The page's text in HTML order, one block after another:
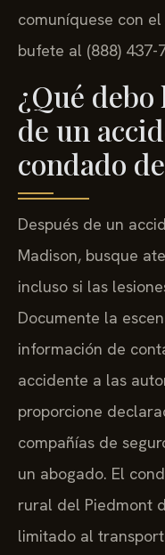
comuníquese con
bufete al (888) 437-
¿Qué
de un
condado
Después de un
Madison, busque
incluso si las
Documente la
información de
accidente a las
proporcione
compañías de
un abogado. El
rural del Piedmont
limitado al